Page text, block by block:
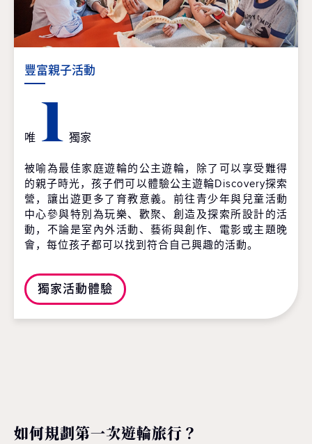
豐富親子活動
唯 1 獨家
被喻為最佳家庭遊輪的公主遊輪，除了可以享受難得
的親子時光，孩子們可以體驗公主遊輪Discovery探索
營，讓出遊更多了育教意義。前往青少年與兒童活動
中心參與特別為玩樂、歡聚、創造及探索所設計的活
動，不論是室內外活動、藝術與創作、電影或主題晚
會，每位孩子都可以找到符合自己興趣的活動。
獨家活動體驗
如何規劃第一次遊輪旅行？